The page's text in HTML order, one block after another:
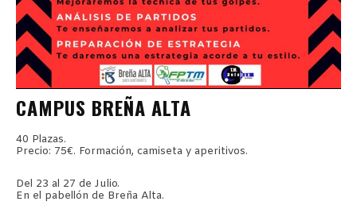
CAMPUS BREÑA ALTA
40 Plazas.
Precio: 75€. Formación, camiseta y aperitivos.
Del 23 al 27 de Julio.
En el pabellón de Breña Alta.